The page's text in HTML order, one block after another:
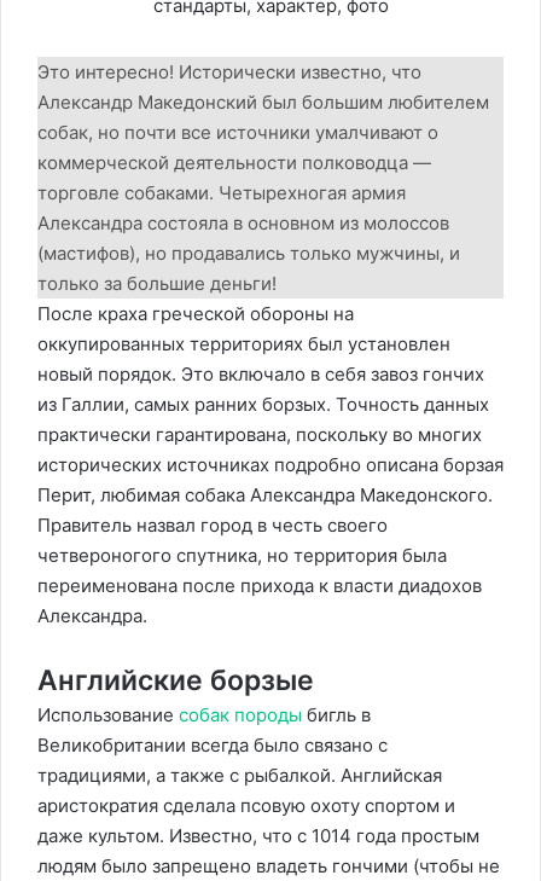
Это интересно! Исторически известно, что
Александр Македонский был большим любителем
собак, но почти все источники умалчивают о
коммерческой деятельности полководца —
торговле собаками. Четырехногая армия
Александра состояла в основном из молоссов
(мастифов), но продавались только мужчины, и
только за большие деньги!
После краха греческой обороны на
оккупированных территориях был установлен
новый порядок. Это включало в себя завоз гончих
из Галлии, самых ранних борзых. Точность данных
практически гарантирована, поскольку во многих
исторических источниках подробно описана борзая
Перит, любимая собака Александра Македонского.
Правитель назвал город в честь своего
четвероногого спутника, но территория была
переименована после прихода к власти диадохов
Александра.
Английские борзые
Использование собак породы бигль в
Великобритании всегда было связано с
традициями, а также с рыбалкой. Английская
аристократия сделала псовую охоту спортом и
даже культом. Известно, что с 1014 года простым
людям было запрещено владеть гончими (чтобы не